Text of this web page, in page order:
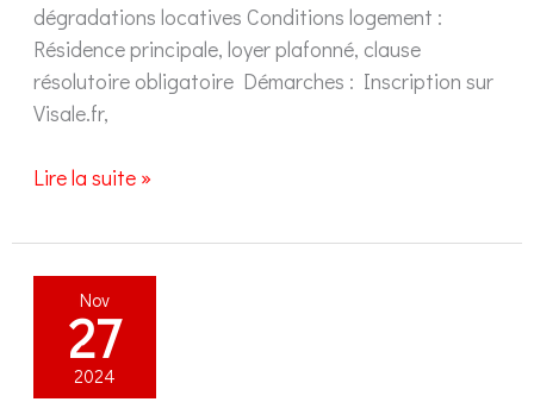
dégradations locatives Conditions logement :
Résidence principale, loyer plafonné, clause
résolutoire obligatoire Démarches : Inscription sur
Visale.fr,
Garantie
:
mode
d’emploi
pour
Lire la suite »
Nov
27
2024